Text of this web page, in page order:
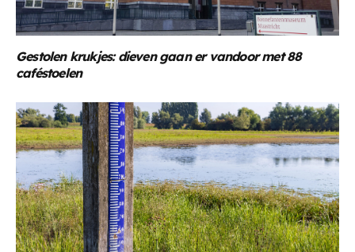
Gestolen krukjes: dieven gaan er vandoor met 88
caféstoelen